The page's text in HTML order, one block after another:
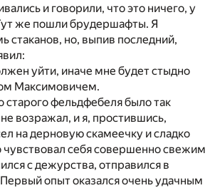
и говорили, что это ничего, у
же пошли брудершафты. Я
стаканов, но, выпив последний,
уйти, иначе мне будет стыдно
Максимовичем.
старого фельдфебеля было так
возражал, и я, простившись,
на дерновую скамеечку и сладко
себя совершенно свежим
с дежурства, отправился в
опыт оказался очень удачным